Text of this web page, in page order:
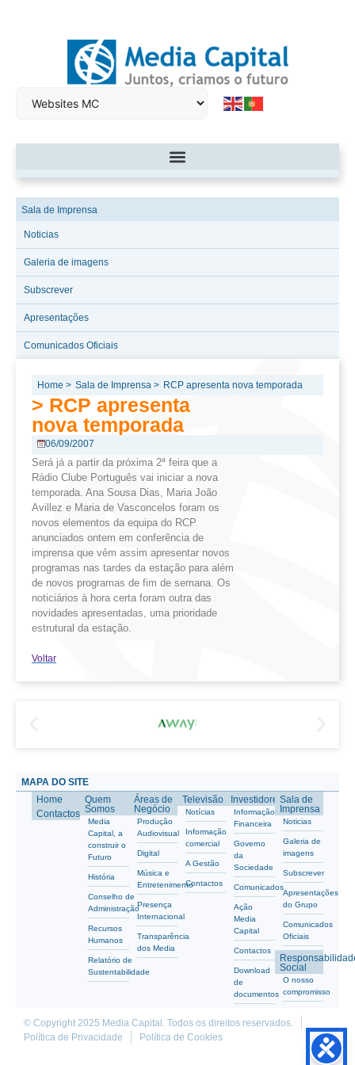
Sala de Imprensa
Noticias
Galeria de imagens
Subscrever
Apresentações
Comunicados Oficiais
Home > Sala de Imprensa > RCP apresenta nova temporada
> RCP apresenta
nova temporada
06/09/2007
Será já a partir da próxima 2ª feira que a
Rádio Clube Português vai iniciar a nova
temporada. Ana Sousa Dias, Maria João
Avillez e Maria de Vasconcelos foram os
novos elementos da equipa do RCP
anunciados ontem em conferência de
imprensa que vêm assim apresentar novos
programas nas tardes da estação para além
de novos programas de fim de semana. Os
noticiários à hora certa foram outra das
novidades apresentadas, uma prioridade
estrutural da estação.
Voltar
MAPA DO SITE
Home
Contactos
Quem
Somos
Media
Capital, a
construir o
Futuro
História
Conselho de
Administração
Recursos
Humanos
Relatório de
Sustentabilidade
Áreas de
Negócio
Produção
Audiovisual
Digital
Música e
Entretenimento
Presença
Internacional
Transparência
dos Media
Televisão
Notícias
Informação
comercial
A Gestão
Contactos
Investidores
Informação
Financeira
Governo
da
Sociedade
Comunicados
Ação
Media
Capital
Contactos
Download
de
documentos
Sala de
Imprensa
Noticias
Galeria de
imagens
Subscrever
Apresentações
do Grupo
Comunicados
Oficiais
Social
O nosso
compromisso
© Copyright 2025 Media Capital. Todos os direitos reservados.
Política de Privacidade
Política de Cookies